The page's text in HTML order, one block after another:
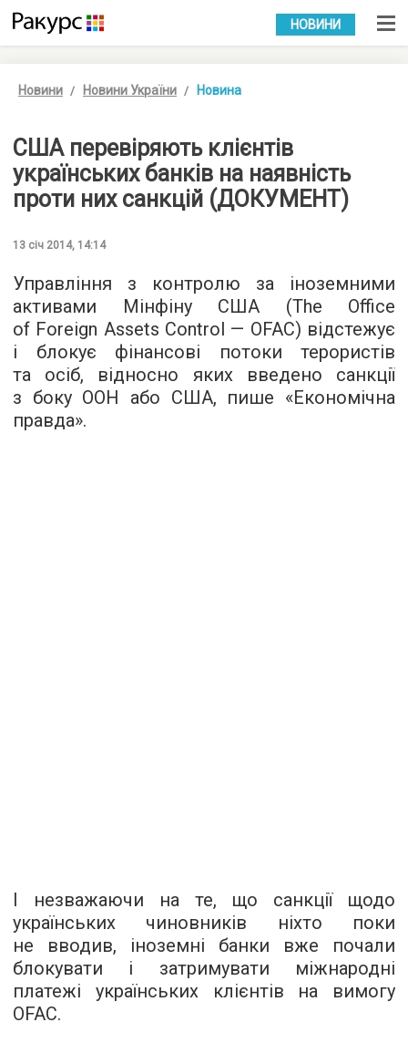
УКР РУС
НОВИНИ
Новини Новини України Новина
США перевіряють клієнтів
українських банків на наявність
проти них санкцій (ДОКУМЕНТ)
13 січ 2014, 14:14
Управління з контролю за іноземними
активами Мінфіну США (The Office
of Foreign Assets Control — OFAC) відстежує
і блокує фінансові потоки терористів
та осіб, відносно яких введено санкції
з боку ООН або США, пише «Економічна
правда».
І незважаючи на те, що санкції щодо
українських чиновників ніхто поки
не вводив, іноземні банки вже почали
блокувати і затримувати міжнародні
платежі українських клієнтів на вимогу
OFAC.